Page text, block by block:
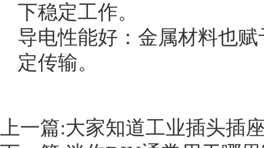
下稳定工作。
导电性能好：金属材料也
定传输。
上一篇:大家知道工业插头插